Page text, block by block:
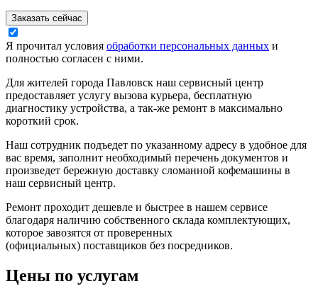
Заказать сейчас
Я прочитал условия обработки персональных данных и
полностью согласен с ними.
Для жителей города Павловск наш сервисный центр
предоставляет услугу вызова курьера, бесплатную
диагностику устройства, а так-же ремонт в максимально
короткий срок.
Наш сотрудник подъедет по указанному адресу в удобное для
вас время, заполнит необходимый перечень документов и
произведет бережную доставку сломанной кофемашины в
наш сервисный центр.
Ремонт проходит дешевле и быстрее в нашем сервисе
благодаря наличию собственного склада комплектующих,
которое завозятся от проверенных
(официальных) поставщиков без посредников.
Цены по услугам